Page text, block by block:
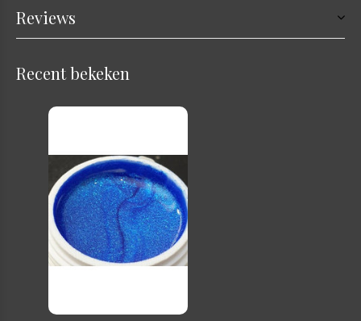
Reviews
Recent bekeken